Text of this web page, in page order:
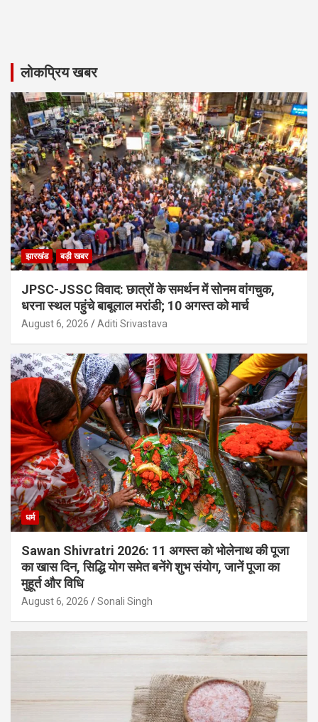
लोकप्रिय खबर
झारखंड बड़ी खबर
JPSC-JSSC विवाद: छात्रों के समर्थन में सोनम वांगचुक,
धरना स्थल पहुंचे बाबूलाल मरांडी; 10 अगस्त को मार्च
August 6, 2026 Aditi Srivastava
धर्म
Sawan Shivratri 2026: 11 अगस्त को भोलेनाथ की पूजा
का खास दिन, सिद्धि योग समेत बनेंगे शुभ संयोग, जानें पूजा का
मुहूर्त और विधि
August 6, 2026 Sonali Singh